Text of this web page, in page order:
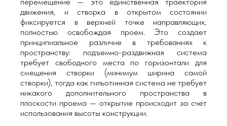
движения, и створка в открытом состоянии
фиксируется в верхней точке направляющих,
полностью освобождая проем. Это создает
принципиальное различие в требованиях к
пространству: подъемно-раздвижная система
требует свободного места по горизонтали для
смещения створки (минимум ширина самой
створки), тогда как гильотинная система не требует
никакого дополнительного пространства в
плоскости проема — открытие происходит за счет
использования высоты конструкции.